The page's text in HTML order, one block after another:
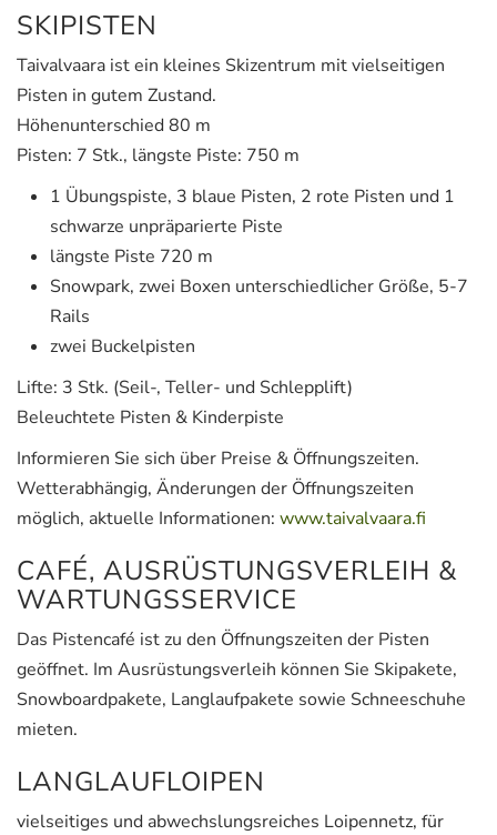
SKIPISTEN
Taivalvaara ist ein kleines Skizentrum mit vielseitigen
Pisten in gutem Zustand.
Höhenunterschied 80 m
Pisten: 7 Stk., längste Piste: 750 m
1 Übungspiste, 3 blaue Pisten, 2 rote Pisten und 1
schwarze unpräparierte Piste
längste Piste 720 m
Snowpark, zwei Boxen unterschiedlicher Größe, 5-7
Rails
zwei Buckelpisten
Lifte: 3 Stk. (Seil-, Teller- und Schlepplift)
Beleuchtete Pisten & Kinderpiste
Informieren Sie sich über Preise & Öffnungszeiten.
Wetterabhängig, Änderungen der Öffnungszeiten
möglich, aktuelle Informationen: www.taivalvaara.fi
CAFÉ, AUSRÜSTUNGSVERLEIH &
WARTUNGSSERVICE
Das Pistencafé ist zu den Öffnungszeiten der Pisten
geöffnet. Im Ausrüstungsverleih können Sie Skipakete,
Snowboardpakete, Langlaufpakete sowie Schneeschuhe
mieten.
LANGLAUFLOIPEN
vielseitiges und abwechslungsreiches Loipennetz, für